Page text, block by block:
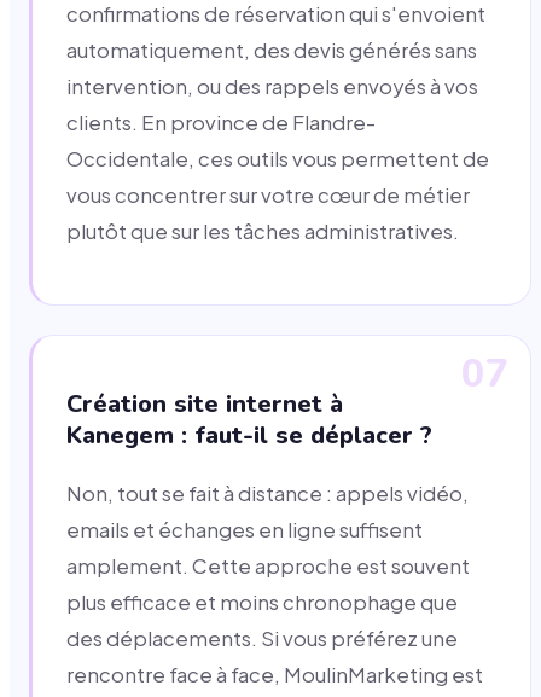
confirmations de réservation qui s'envoient
automatiquement, des devis générés sans
intervention, ou des rappels envoyés à vos
clients. En province de Flandre-
Occidentale, ces outils vous permettent de
vous concentrer sur votre cœur de métier
plutôt que sur les tâches administratives.
07
Création site internet à
Kanegem : faut-il se déplacer ?
Non, tout se fait à distance : appels vidéo,
emails et échanges en ligne suffisent
amplement. Cette approche est souvent
plus efficace et moins chronophage que
des déplacements. Si vous préférez une
rencontre face à face, MoulinMarketing est